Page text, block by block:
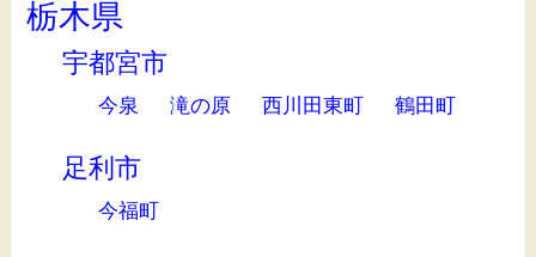
栃木県
宇都宮市
今泉 滝の原 西川田東町 鶴田町
足利市
今福町